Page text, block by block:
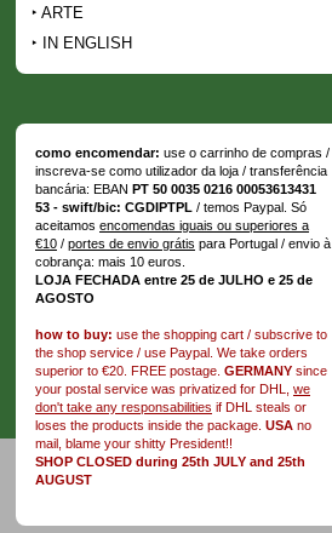
ARTE
IN ENGLISH
como encomendar: use o carrinho de compras /
inscreva-se como utilizador da loja / transferência
bancária: EBAN PT 50 0035 0216 00053613431
53 - swift/bic: CGDIPTPL / temos Paypal. Só
aceitamos encomendas iguais ou superiores a
€10 / portes de envio grátis para Portugal / envio à
cobrança: mais 10 euros.
LOJA FECHADA entre 25 de JULHO e 25 de
AGOSTO
how to buy: use the shopping cart / subscrive to
the shop service / use Paypal. We take orders
superior to €20. FREE postage. GERMANY since
your postal service was privatized for DHL, we
don't take any responsabilities if DHL steals or
loses the products inside the package. USA no
mail, blame your shitty President!!
SHOP CLOSED during 25th JULY and 25th
AUGUST